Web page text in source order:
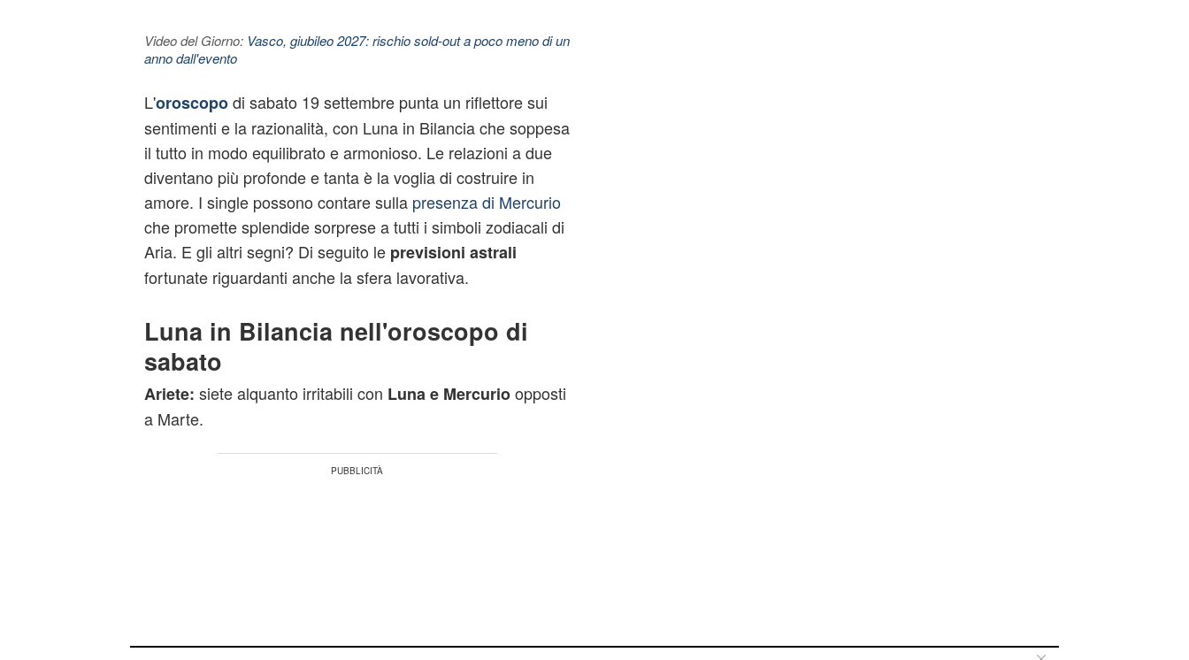
Video del Giorno: Vasco, giubileo 2027: rischio sold-out a poco meno di un
anno dall'evento
L'oroscopo di sabato 19 settembre punta un riflettore sui
sentimenti e la razionalità, con Luna in Bilancia che soppesa
il tutto in modo equilibrato e armonioso. Le relazioni a due
diventano più profonde e tanta è la voglia di costruire in
amore. I single possono contare sulla presenza di Mercurio
che promette splendide sorprese a tutti i simboli zodiacali di
Aria. E gli altri segni? Di seguito le previsioni astrali
fortunate riguardanti anche la sfera lavorativa.
Luna in Bilancia nell'oroscopo di
sabato
Ariete: siete alquanto irritabili con Luna e Mercurioopposti
a Marte.